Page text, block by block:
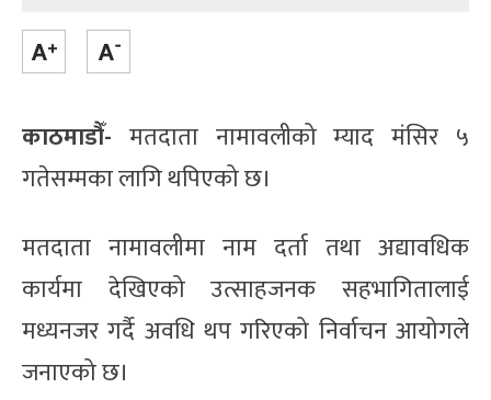
काठमाडौँ- मतदाता नामावलीको म्याद मंसिर ५
गतेसम्मका लागि थपिएको छ।
मतदाता नामावलीमा नाम दर्ता तथा अद्यावधिक
कार्यमा देखिएको उत्साहजनक सहभागितालाई
मध्यनजर गर्दै अवधि थप गरिएको निर्वाचन आयोगले
जनाएको छ।